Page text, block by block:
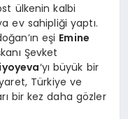
ülkenin kalbi
ev sahipliği yaptı.
eşi Emine
Şevket
‘yı büyük bir
Türkiye ve
bir kez daha gözler